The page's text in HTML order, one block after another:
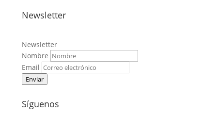
Newsletter
Newsletter
Nombre
Email
Enviar
Síguenos